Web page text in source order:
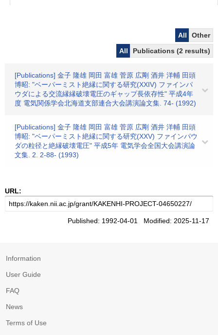
All
Other
All
Publications (2 results)
[Publications] 金子 隆雄 岡田 富雄 菅原 広剛 酒井 洋輔 田頭
博昭: "ベーパーミスト絶縁に関する研究(XXIV) ファインパ
ウダによる交流縁縁破壊電圧のギャップ長依存性" 平成4年
度 電気関係学会北海道支部連合大会講演論文集. 74- (1992)
[Publications] 金子 隆雄 岡田 富雄 菅原 広剛 酒井 洋輔 田頭
博昭: "ベーパーミスト絶縁に関する研究(XXV) ファインパウ
ダの粒径と絶縁破壊電圧" 平成5年 電気学会全国大会講演論
文集. 2. 2-88- (1993)
URL:
Published: 1992-04-01 Modified: 2025-11-17
Information
User Guide
FAQ
News
Terms of Use